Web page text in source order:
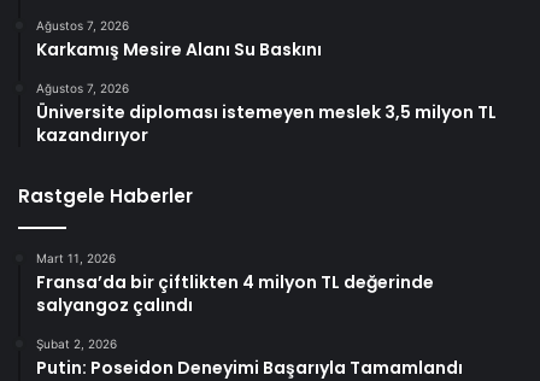
Ağustos 7, 2026
Karkamış Mesire Alanı Su Baskını
Ağustos 7, 2026
Üniversite diploması istemeyen meslek 3,5 milyon TL
kazandırıyor
Rastgele Haberler
Mart 11, 2026
Fransa’da bir çiftlikten 4 milyon TL değerinde
salyangoz çalındı
Şubat 2, 2026
Putin: Poseidon Deneyimi Başarıyla Tamamlandı